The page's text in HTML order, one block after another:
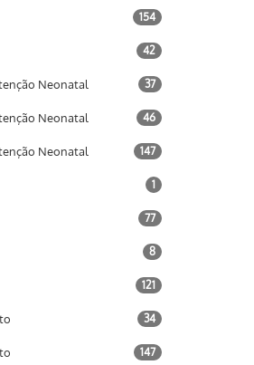
154
42
Neonatal 37
Neonatal 46
Neonatal 147
1
77
8
121
34
147